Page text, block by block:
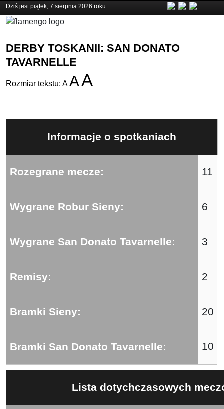
Dziś jest piątek, 7 sierpnia 2026 roku
DERBY TOSKANII: SAN DONATO
TAVARNELLE
Rozmiar tekstu: A AA
Informacje o spotkaniach
Rozegrane mecze: 11
Wygrane Robur Sieny: 6
Wygrane San Donato Tavarnelle: 3
Remisy: 2
Bramki Sieny: 20
Bramki San Donato Tavarnelle: 10
Lista dotychczasowych